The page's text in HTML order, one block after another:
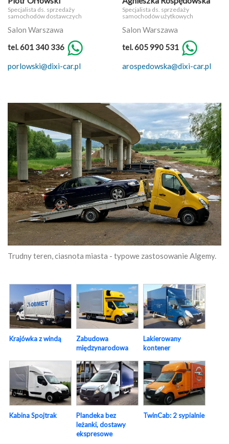
Specjalista ds. sprzedaży
samochodów dostawczych
Salon Warszawa
tel. 601 340 336
porlowski@dixi-car.pl
Specjalista ds. sprzedaży
samochodów użytkowych
Salon Warszawa
tel. 605 990 531
arospedowska@dixi-car.pl
Trudny teren, ciasnota miasta - typowe zastosowanie Algemy.
Krajówka z windą
Zabudowa
międzynarodowa
Lakierowany
kontener
Kabina Spojtrak
Plandeka bez
leżanki, dostawy
ekspresowe
TwinCab: 2 sypialnie